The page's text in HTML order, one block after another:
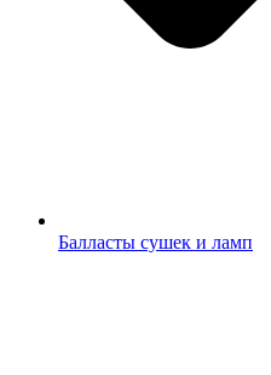
Балласты сушек и ламп